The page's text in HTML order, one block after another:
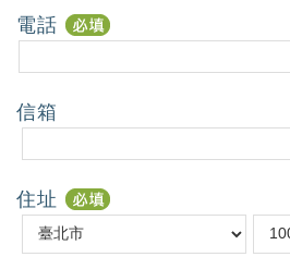
電話
信箱
住址